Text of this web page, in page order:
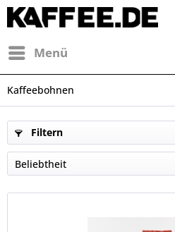
Menü
Kaffeebohnen
Filtern